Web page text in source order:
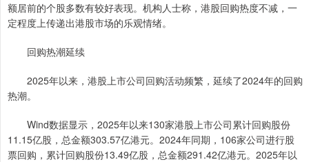
额居前的个股多数有较好表现。机构人士称，港股回购热度不减，一
定程度上传递出港股市场的乐观情绪。
回购热潮延续
2025年以来，港股上市公司回购活动频繁，延续了2024年的回购
热潮。
Wind数据显示，2025年以来130家港股上市公司累计回购股份
11.15亿股，总金额303.57亿港元。2024年同期，106家公司进行股
票回购，累计回购股份13.49亿股，总金额291.42亿港元。2025年以